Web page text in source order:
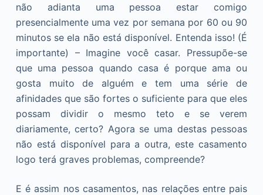
não adianta uma pessoa estar comigo
presencialmente uma vez por semana por 60 ou 90
minutos se ela não está disponível. Entenda isso! (É
importante) – Imagine você casar. Pressupõe-se
que uma pessoa quando casa é porque ama ou
gosta muito de alguém e tem uma série de
afinidades que são fortes o suficiente para que eles
possam dividir o mesmo teto e se verem
diariamente, certo? Agora se uma destas pessoas
não está disponível para a outra, este casamento
logo terá graves problemas, compreende?
E é assim nos casamentos, nas relações entre pais